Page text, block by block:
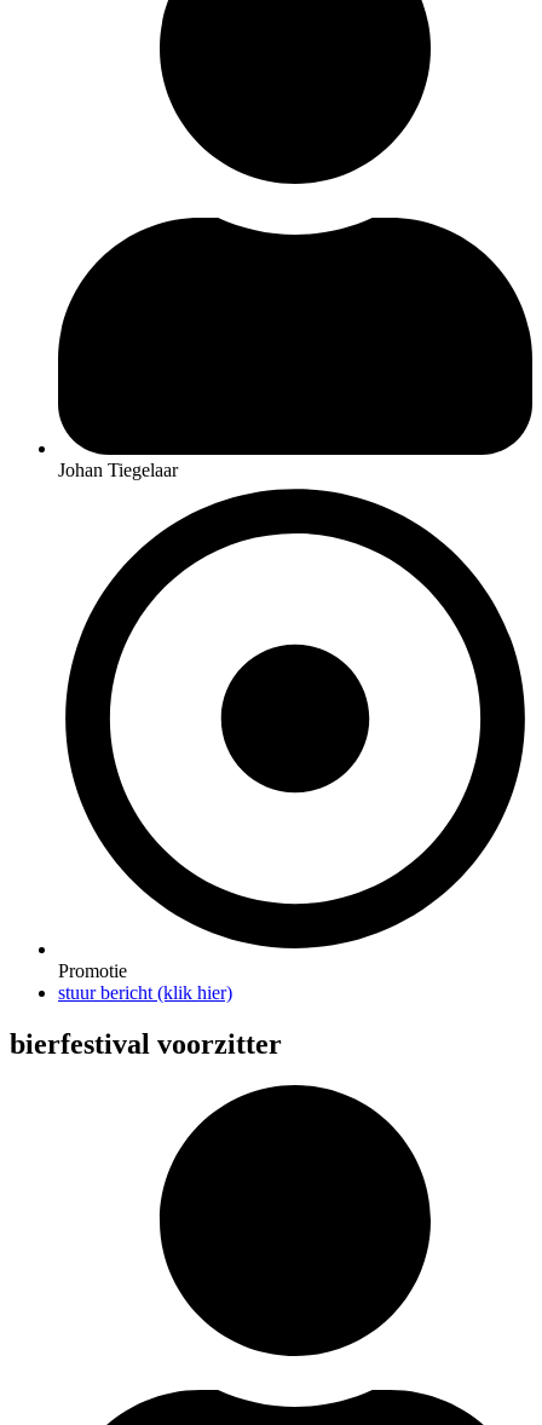
Johan Tiegelaar
Promotie
stuur bericht (klik hier)
bierfestival voorzitter